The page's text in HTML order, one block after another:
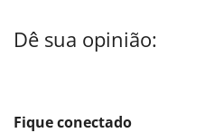
Dê sua opinião:
Fique conectado